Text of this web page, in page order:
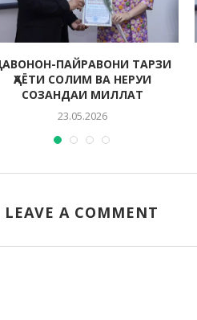
ПАЙРАВОНИ ТАРЗИ
ҲАЁТИ СОЛИМ ВА НЕРУИ
СОЗАНДАИ МИЛЛАТ
23.05.2026
LEAVE A COMMENT